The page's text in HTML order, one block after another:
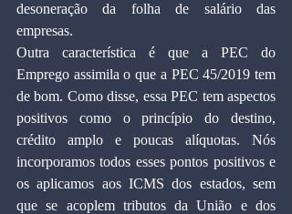
desoneração da folha de salário das
empresas.
Outra característica é que a PEC do
Emprego assimila o que a PEC 45/2019 tem
de bom. Como disse, essa PEC tem aspectos
positivos como o princípio do destino,
crédito amplo e poucas alíquotas. Nós
incorporamos todos esses pontos positivos e
os aplicamos aos ICMS dos estados, sem
que se acoplem tributos da União e dos